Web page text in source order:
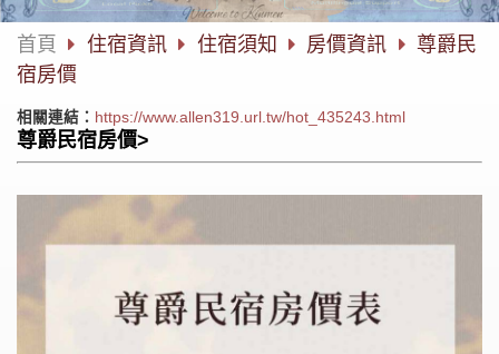
首頁 住宿資訊 住宿須知 房價資訊
尊爵民
宿房價
相關連結： https://www.allen319.url.tw/hot_435243.html
尊爵民宿房價>